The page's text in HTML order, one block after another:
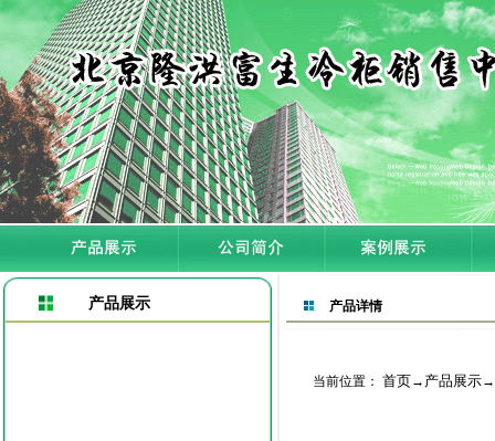
产品展示 产品详情
当前位置： 首页→ 产品展示→